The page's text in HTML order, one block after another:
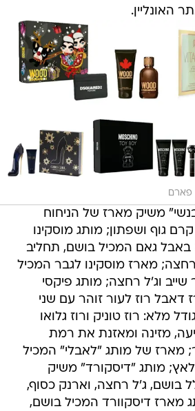
האונליין.
פארם
משיק מארז של הניחוח
גוף ושפתון; מותג מוסקינו
גאם המכיל בושם, תחליב
רחצה; מארז מוסקינו לגבר המכיל
שייב וג'ל רחצה; מותג פיקסי
מארז דאבל רוז לעור זוהר עם שני
מלא: רוז טוניק ורוז גלואו
מזינה ומאזנת את רמת
מארז של מותג "לאבלי" המכיל
מותג "דיסקורד" משיק
בושם, ג'ל רחצה, וארנק כסוף,
מארז דיסקוורד המכיל בושם,